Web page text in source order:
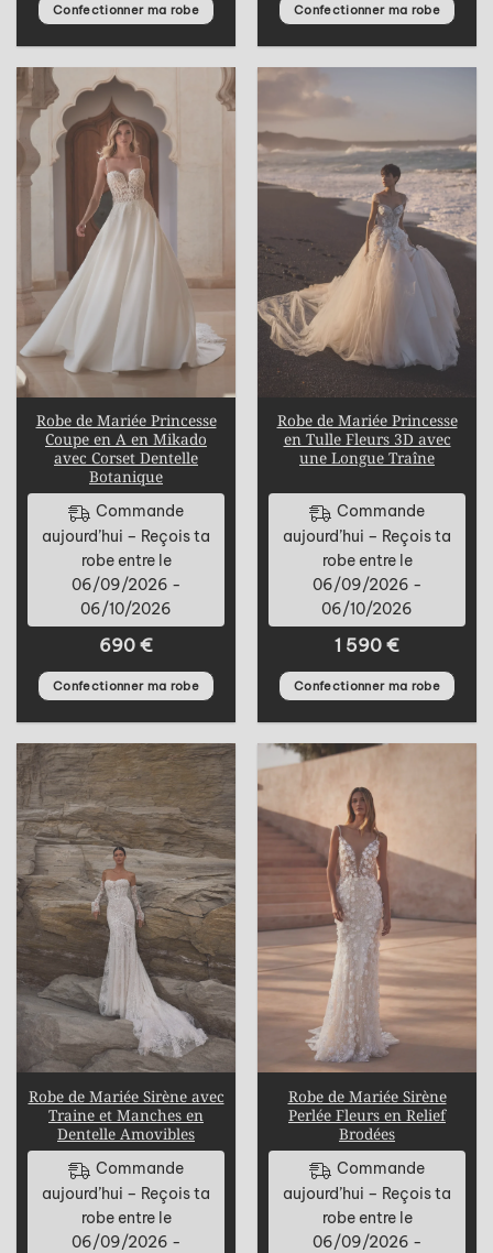
Confectionner ma robe Confectionner ma robe
Robe de Mariée Princesse
Coupe en A en Mikado
avec Corset Dentelle
Botanique
Commande
aujourd’hui – Reçois ta
robe entre le
06/09/2026 -
06/10/2026
690 €
Confectionner ma robe
Robe de Mariée Princesse
en Tulle Fleurs 3D avec
une Longue Traîne
Commande
aujourd’hui – Reçois ta
robe entre le
06/09/2026 -
06/10/2026
1 590 €
Confectionner ma robe
Robe de Mariée Sirène avec
Traine et Manches en
Dentelle Amovibles
Commande
aujourd’hui – Reçois ta
robe entre le
06/09/2026 -
Robe de Mariée Sirène
Perlée Fleurs en Relief
Brodées
Commande
aujourd’hui – Reçois ta
robe entre le
06/09/2026 -